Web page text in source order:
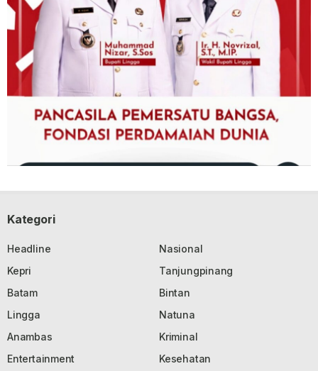
Kategori
Headline
Nasional
Kepri
Tanjungpinang
Batam
Bintan
Lingga
Natuna
Anambas
Kriminal
Entertainment
Kesehatan